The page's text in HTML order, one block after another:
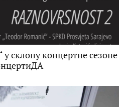
склопу концертне сезоне